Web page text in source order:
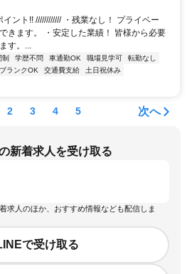
イント!! //////////// ・残業なし！ プライベー
きます。 ・安定した業績！ 皆様から必要
す。...
学歴不問 車通勤OK 職場見学可
転勤なし
ブランクOK 交通費支給
土日祝休み
2 3 4 5 次へ
新着求人を受け取る
求人のほか、おすすめ情報なども配信しま
で受け取る